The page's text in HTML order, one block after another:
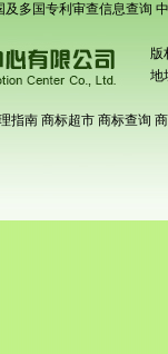
及多国专利审查信息查询
版
地
指南 商标超市 商标查询